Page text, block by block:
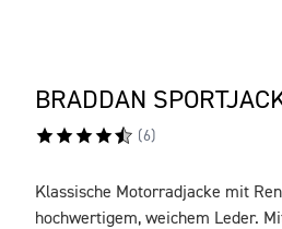
BRADDAN
(6)
BESCHREIBUNG
Klassische Motorradjacke mit
hochwertigem, weichem Leder.